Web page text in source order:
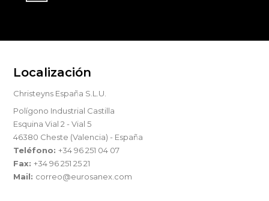
Localización
Christeyns España S.L.U.
Polígono Industrial Castilla
Esquina Vial 2 - Vial 5
46380 Cheste (Valencia) - España
Teléfono:+34 96 251 04 07
Fax:+34 96 251 25 21
Mail: correo@eurosanex.com